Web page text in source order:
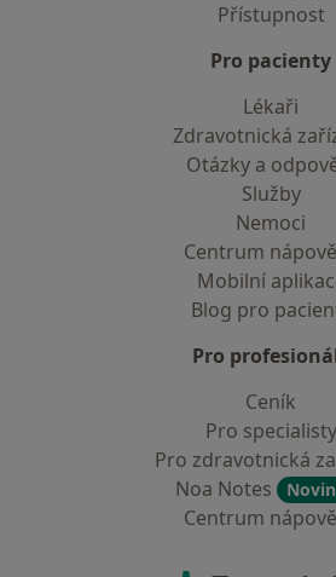
Přístupnost
Pro pacienty
Lékaři
Zdravotnická
Otázky a
Služby
Nemoci
Centrum
Mobilní
Blog pro
Pro
Ceník
Pro specialisty
Pro zdravotnická
Noa Notes
Centrum